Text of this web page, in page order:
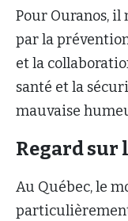
Pour Ouranos, il
par la
et la
santé et la
mauvaise
Regard sur
Au Québec, le
particulièrement